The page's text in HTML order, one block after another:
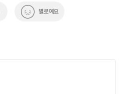
별로예요